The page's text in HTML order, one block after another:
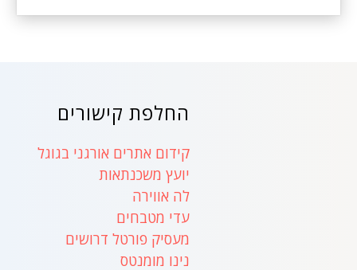
החלפת קישורים
קידום אתרים אורגני בגוגל
יועץ משכנתאות
לה אווירה
עדי מטבחים
מעסיק פורטל דרושים
נינו מומנטס